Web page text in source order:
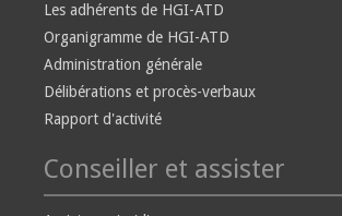
Les adhérents de HGI-ATD
Organigramme de HGI-ATD
Administration générale
Délibérations et procès-verbaux
Rapport d'activité
Conseiller et assister